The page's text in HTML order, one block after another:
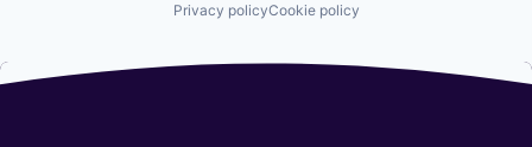
Privacy policyCookie policy